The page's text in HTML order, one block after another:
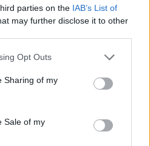
parties on the IAB’s List of
may further disclose it to other
app uses one or more Google
behaviour. You may click to
and its third-party tags to
purposes in below Google
Opt Outs
Sharing of my
Sale of my
11/03/2026
Από την Περούτζια του 2000
στο σήμερα: Tο τρίτο
ιστορία